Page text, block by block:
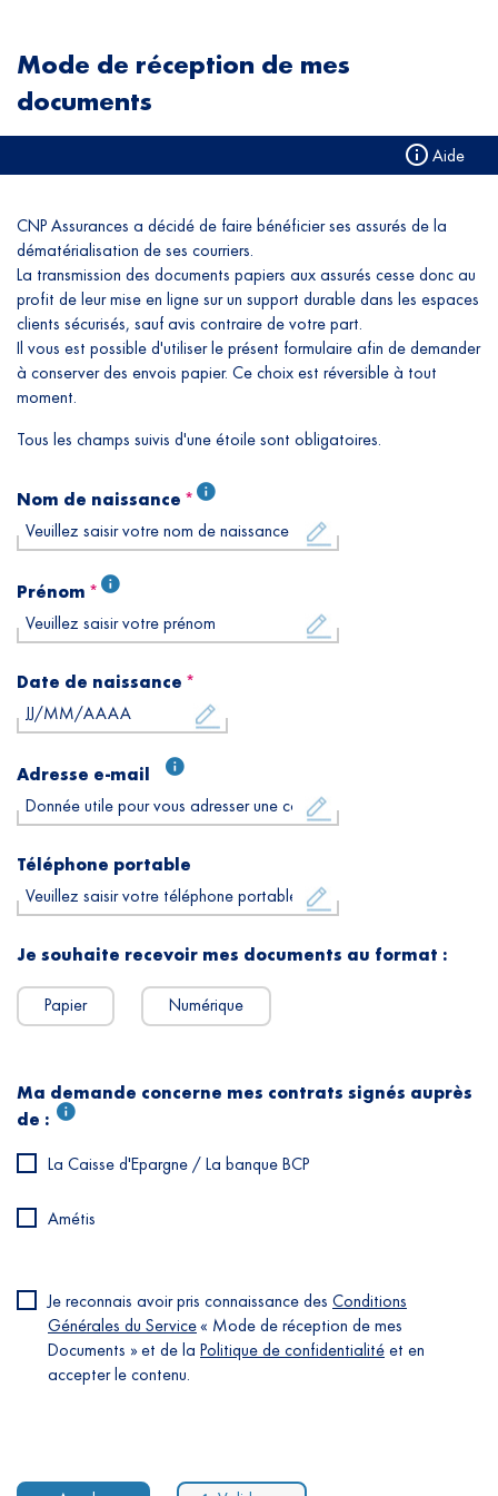
Mode de réception de mes
documents
Aide
CNP Assurances a décidé de faire bénéficier ses assurés de la
dématérialisation de ses courriers.
La transmission des documents papiers aux assurés cesse donc au
profit de leur mise en ligne sur un support durable dans les espaces
clients sécurisés, sauf avis contraire de votre part.
Il vous est possible d'utiliser le présent formulaire afin de demander
à conserver des envois papier. Ce choix est réversible à tout
moment.
Tous les champs suivis d'une étoile sont obligatoires.
Nom de naissance
Prénom
Date de naissance
Adresse e-mail
Téléphone portable
Je souhaite recevoir mes documents au format :
Papier Numérique
Ma demande concerne mes contrats signés auprès
de :
La Caisse d'Epargne / La banque BCP
Amétis
Je reconnais avoir pris connaissance des Conditions
Générales du Service« Mode de réception de mes
Documents » et de la Politique de confidentialité et en
accepter le contenu.